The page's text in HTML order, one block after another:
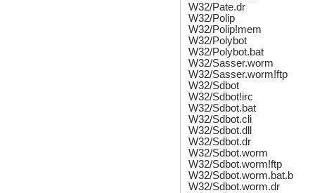
W32/Pate.dr
W32/Polip
W32/Polip!mem
W32/Polybot
W32/Polybot.bat
W32/Sasser.worm
W32/Sasser.worm!ftp
W32/Sdbot
W32/Sdbot!irc
W32/Sdbot.bat
W32/Sdbot.cli
W32/Sdbot.dll
W32/Sdbot.dr
W32/Sdbot.worm
W32/Sdbot.worm!ftp
W32/Sdbot.worm.bat.b
W32/Sdbot.worm.dr